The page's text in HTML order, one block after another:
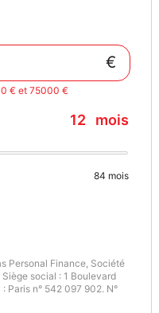
€
€ et 75000 €
12 mois
84 mois
Personal Finance, Société
social : 1 Boulevard
Paris n° 542 097 902. N°